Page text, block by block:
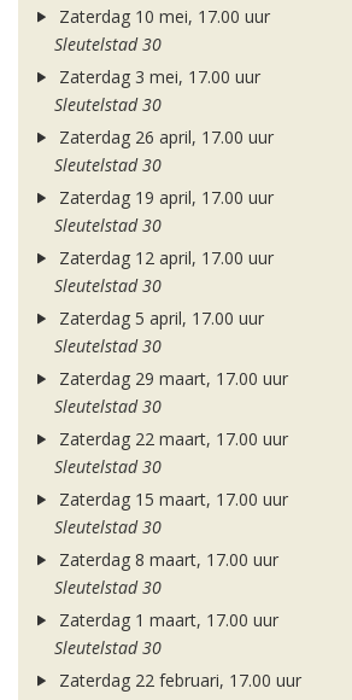
Zaterdag 10 mei, 17.00 uur
Sleutelstad 30
Zaterdag 3 mei, 17.00 uur
Sleutelstad 30
Zaterdag 26 april, 17.00 uur
Sleutelstad 30
Zaterdag 19 april, 17.00 uur
Sleutelstad 30
Zaterdag 12 april, 17.00 uur
Sleutelstad 30
Zaterdag 5 april, 17.00 uur
Sleutelstad 30
Zaterdag 29 maart, 17.00 uur
Sleutelstad 30
Zaterdag 22 maart, 17.00 uur
Sleutelstad 30
Zaterdag 15 maart, 17.00 uur
Sleutelstad 30
Zaterdag 8 maart, 17.00 uur
Sleutelstad 30
Zaterdag 1 maart, 17.00 uur
Sleutelstad 30
Zaterdag 22 februari, 17.00 uur